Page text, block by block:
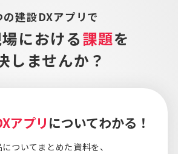
の建設DXアプリで
における課題を
しませんか？
アプリ についてわかる！
ついてまとめた資料を、